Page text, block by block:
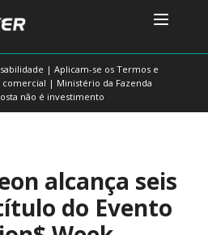
| Aplicam-se os Termos e
| Ministério da Fazenda
não é investimento
alcança seis
do Evento